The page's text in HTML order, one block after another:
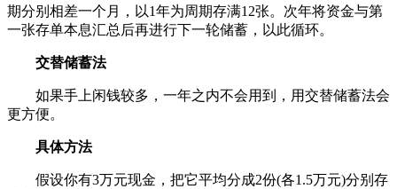
期分别相差一个月，以1年为周期存满12张。次年将资金与第
一张存单本息汇总后再进行下一轮储蓄，以此循环。
交替储蓄法
如果手上闲钱较多，一年之内不会用到，用交替储蓄法会
更方便。
具体方法
假设你有3万元现金，把它平均分成2份(各1.5万元)分别存